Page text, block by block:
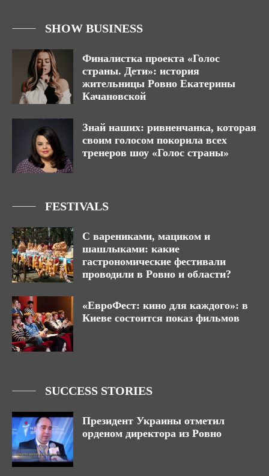
SHOW BUSINESS
Финалистка проекта «Голос
страны. Дети»: история
жительницы Ровно Екатерины
Качановской
Знай наших: ривненчанка, которая
своим голосом покорила всех
тренеров шоу «Голос страны»
FESTIVALS
С варениками, мациком и
шашлыками: какие
гастрономические фестивали
проводили в Ровно и области?
«ЕвроФест: кино для каждого»: в
Киеве состоится показ фильмов
SUCCESS STORIES
Президент Украины отметил
орденом директора из Ровно